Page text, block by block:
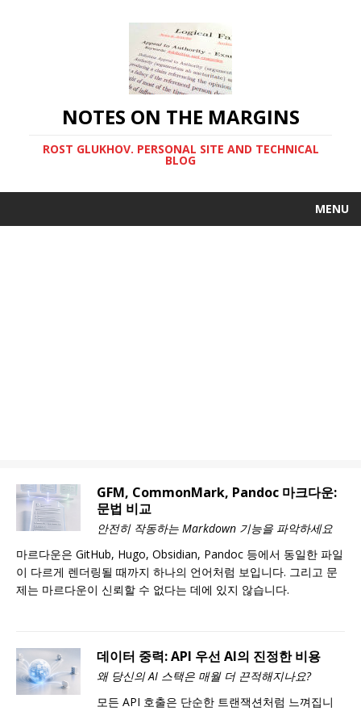
NOTES ON THE MARGINS
ROST GLUKHOV. PERSONAL SITE AND TECHNICAL
BLOG
MENU
GFM, CommonMark, Pandoc 마크다운:
문법 비교
안전히 작동하는 Markdown 기능을 파악하세요
마르다운은 GitHub, Hugo, Obsidian, Pandoc 등에서 동일한 파일
이 다르게 렌더링될 때까지 하나의 언어처럼 보입니다. 그리고 문
제는 마르다운이 신뢰할 수 없다는 데에 있지 않습니다.
데이터 중력: API 우선 AI의 진정한 비용
왜 당신의 AI 스택은 매월 더 끈적해지나요?
모든 API 호출은 단순한 트랜잭션처럼 느껴집니